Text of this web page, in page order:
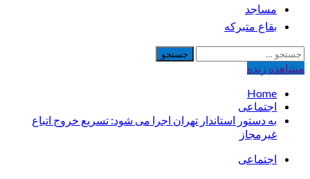
مساجد
بقاع متبرکه
جستجو
برای:
مشاهده‌ زنده
Home
اجتماعی
به دستور استاندار تهران اجرا می شود: تسریع خروج اتباع
غیرمجاز
اجتماعی